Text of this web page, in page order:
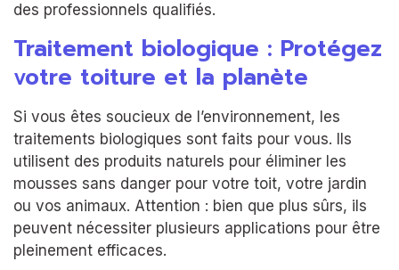
des professionnels qualifiés.
Traitement biologique : Protégez
votre toiture et la planète
Si vous êtes soucieux de l’environnement, les
traitements biologiques sont faits pour vous. Ils
utilisent des produits naturels pour éliminer les
mousses sans danger pour votre toit, votre jardin
ou vos animaux. Attention : bien que plus sûrs, ils
peuvent nécessiter plusieurs applications pour être
pleinement efficaces.